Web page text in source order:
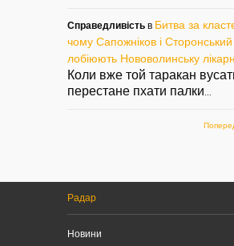
Справедливість в Битва за
чому Сапожніков і
лобіюють Нововолинську
Коли вже той таракан
перестане пхати палки...
Радар
Новини